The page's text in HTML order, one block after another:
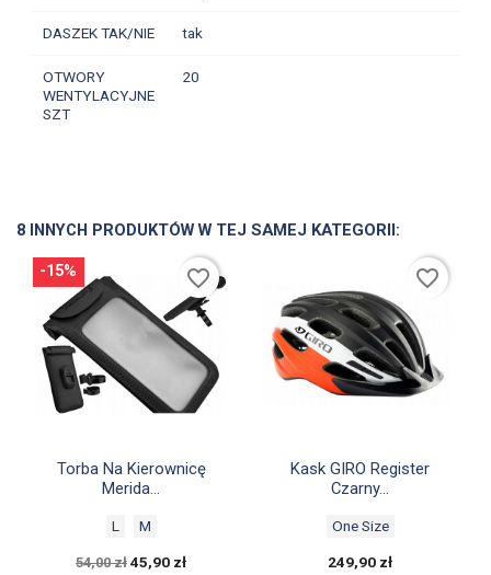
DASZEK TAK/NIE tak
OTWORY
WENTYLACYJNE
SZT
20
8 INNYCH PRODUKTÓW W TEJ SAMEJ KATEGORII:
Szybki podgląd
Torba Na Kierownicę
Merida...
L M
54,00 zł 45,90 zł
-15% favorite_border
Szybki podgląd
Kask GIRO Register
Czarny...
One Size
249,90 zł
favorite_border